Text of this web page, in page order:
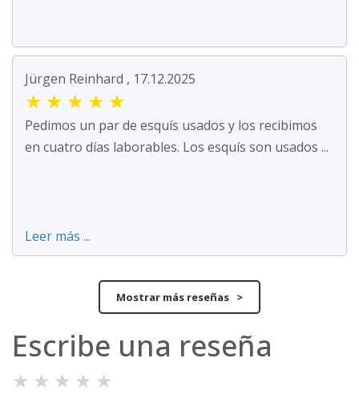
Jürgen Reinhard , 17.12.2025
★ ★ ★ ★ ★
Pedimos un par de esquís usados y los recibimos
en cuatro días laborables. Los esquís son usados ...
Leer más ...
Mostrar más reseñas >
Escribe una reseña
★ ★ ★ ★ ★